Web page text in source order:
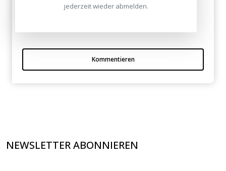
Kommentieren
NEWSLETTER ABONNIEREN
jederzeit wieder abmelden.